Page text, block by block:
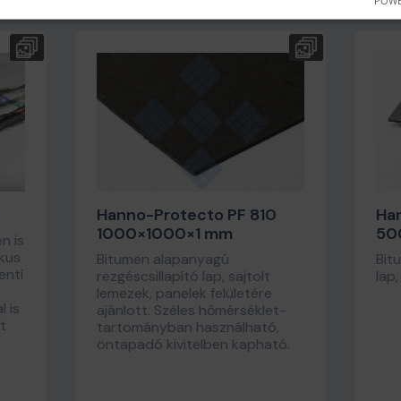
is
is
Hanno-Protecto PF 810
1000×1000×1 mm
Bitumen alapanyagú
rezgéscsillapító lap, sajtolt
lemezek, panelek felületére
ajánlott. Széles hőmérséklet-
tartományban használható,
öntapadó kivitelben kapható.